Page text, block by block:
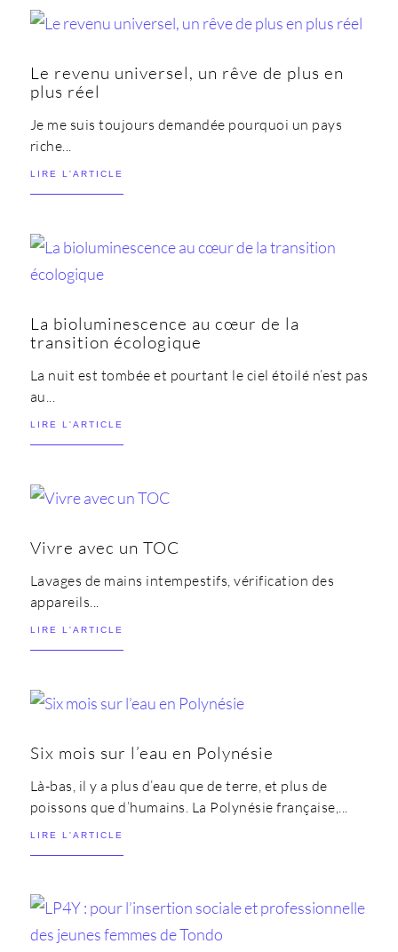
Le revenu universel, un rêve de plus en
plus réel
Je me suis toujours demandée pourquoi un pays
riche...
LIRE L'ARTICLE
La bioluminescence au cœur de la
transition écologique
La nuit est tombée et pourtant le ciel étoilé n’est pas
au...
LIRE L'ARTICLE
Vivre avec un TOC
Lavages de mains intempestifs, vérification des
appareils...
LIRE L'ARTICLE
Six mois sur l’eau en Polynésie
Là-bas, il y a plus d’eau que de terre, et plus de
poissons que d’humains. La Polynésie française,...
LIRE L'ARTICLE